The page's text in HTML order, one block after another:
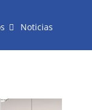
Noticias